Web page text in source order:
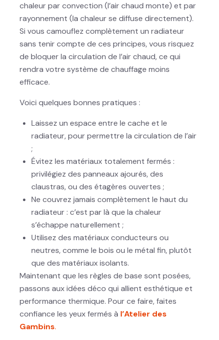
chaleur par convection (l’air chaud monte) et par
rayonnement (la chaleur se diffuse directement).
Si vous camouflez complètement un radiateur
sans tenir compte de ces principes, vous risquez
de bloquer la circulation de l’air chaud, ce qui
rendra votre système de chauffage moins
efficace.
Voici quelques bonnes pratiques :
Laissez un espace entre le cache et le
radiateur, pour permettre la circulation de l’air
;
Évitez les matériaux totalement fermés :
privilégiez des panneaux ajourés, des
claustras, ou des étagères ouvertes ;
Ne couvrez jamais complètement le haut du
radiateur : c’est par là que la chaleur
s’échappe naturellement ;
Utilisez des matériaux conducteurs ou
neutres, comme le bois ou le métal fin, plutôt
que des matériaux isolants.
Maintenant que les règles de base sont posées,
passons aux idées déco qui allient esthétique et
performance thermique. Pour ce faire, faites
confiance les yeux fermés à l’Atelier des
Gambins.